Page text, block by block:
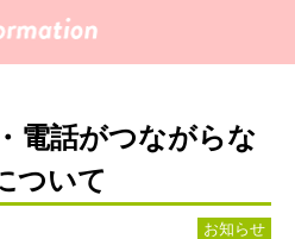
電話がつながらな
ついて
お知らせ